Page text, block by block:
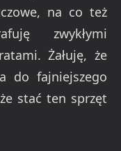
na co też
zwykłymi
Żałuję, że
do fajniejszego
stać ten sprzęt